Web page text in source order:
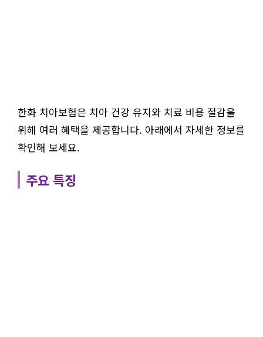
한화 치아보험은 치아 건강 유지와 치료 비용 절감을
위해 여러 혜택을 제공합니다. 아래에서 자세한 정보를
확인해 보세요.
주요 특징